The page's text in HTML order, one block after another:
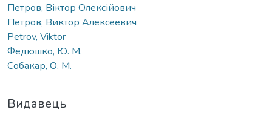
Петров, Віктор Олексійович
Петров, Виктор Алексеевич
Petrov, Viktor
Федюшко, Ю. М.
Собакар, О. М.
Видавець